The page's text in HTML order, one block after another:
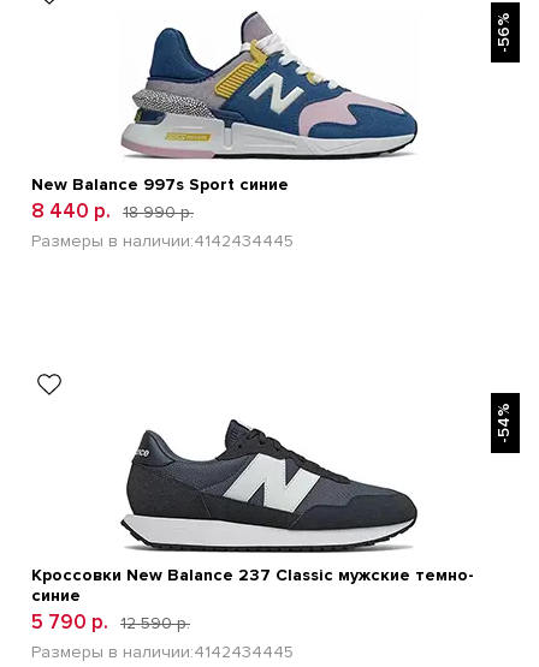
-56%
New Balance 997s Sport синие
8 440 р.
18 990 р.
Размеры в наличии:4142434445
-54%
Кроссовки New Balance 237 Classic мужские темно-
синие
5 790 р.
12 590 р.
Размеры в наличии:4142434445